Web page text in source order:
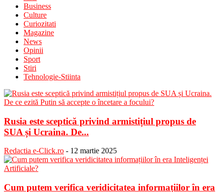
Business
Culture
Curiozitati
Magazine
News
Opinii
Sport
Stiri
Tehnologie-Stiinta
Rusia este sceptică privind armistițiul propus de
SUA și Ucraina. De...
Redactia e-Click.ro - 12 martie 2025
Cum putem verifica veridicitatea informațiilor în era